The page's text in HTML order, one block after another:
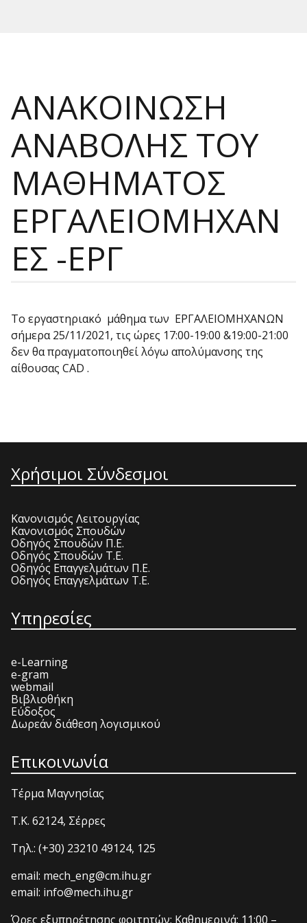
ΑΝΑΚΟΙΝΩΣΗ
ΑΝΑΒΟΛΗΣ ΤΟΥ
ΜΑΘΗΜΑΤΟΣ
ΕΡΓΑΛΕΙΟΜΗΧΑΝ
ΕΣ -ΕΡΓ
Το εργαστηριακό μάθημα των ΕΡΓΑΛΕΙΟΜΗΧΑΝΩΝ
σήμερα 25/11/2021, τις ώρες 17:00-19:00 &19:00-21:00
δεν θα πραγματοποιηθεί λόγω απολύμανσης της
αίθουσας CAD .
Χρήσιμοι Σύνδεσμοι
Κανονισμός Λειτουργίας
Κανονισμός Σπουδών
Οδηγός Σπουδών Π.Ε.
Οδηγός Σπουδών Τ.Ε.
Οδηγός Επαγγελμάτων Π.Ε.
Οδηγός Επαγγελμάτων Τ.Ε.
Υπηρεσίες
e-Learning
e-gram
webmail
Βιβλιοθήκη
Εύδοξος
Δωρεάν διάθεση λογισμικού
Επικοινωνία
Τέρμα Μαγνησίας
T.K. 62124, Σέρρες
Τηλ.: (+30) 23210 49124, 125
email: mech_eng@cm.ihu.gr
email: info@mech.ihu.gr
Ώρες εξυπηρέτησης φοιτητών: Καθημερινά: 11:00 –